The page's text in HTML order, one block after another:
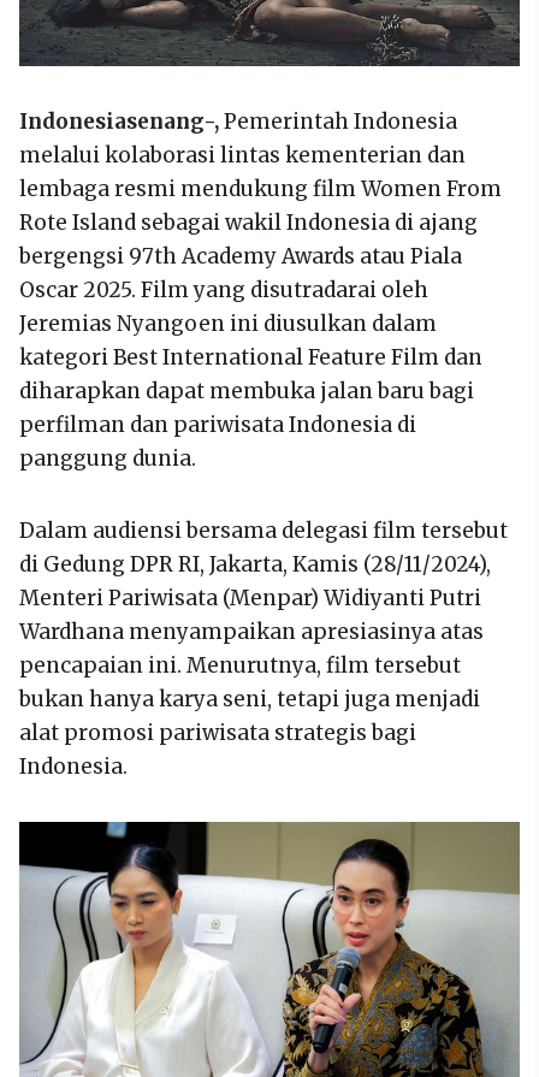
Indonesiasenang-,Pemerintah Indonesia
melalui kolaborasi lintas kementerian dan
lembaga resmi mendukung film Women From
Rote Island sebagai wakil Indonesia di ajang
bergengsi 97th Academy Awards atau Piala
Oscar 2025. Film yang disutradarai oleh
Jeremias Nyangoen ini diusulkan dalam
kategori Best International Feature Film dan
diharapkan dapat membuka jalan baru bagi
perfilman dan pariwisata Indonesia di
panggung dunia.
Dalam audiensi bersama delegasi film tersebut
di Gedung DPR RI, Jakarta, Kamis (28/11/2024),
Menteri Pariwisata (Menpar) Widiyanti Putri
Wardhana menyampaikan apresiasinya atas
pencapaian ini. Menurutnya, film tersebut
bukan hanya karya seni, tetapi juga menjadi
alat promosi pariwisata strategis bagi
Indonesia.